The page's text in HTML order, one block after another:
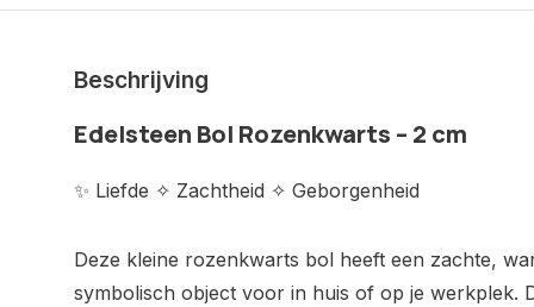
Beschrijving
Edelsteen Bol Rozenkwarts – 2 cm
✨ Liefde ✧ Zachtheid ✧ Geborgenheid
Deze kleine rozenkwarts bol heeft een zachte,
symbolisch object voor in huis of op je werkplek.